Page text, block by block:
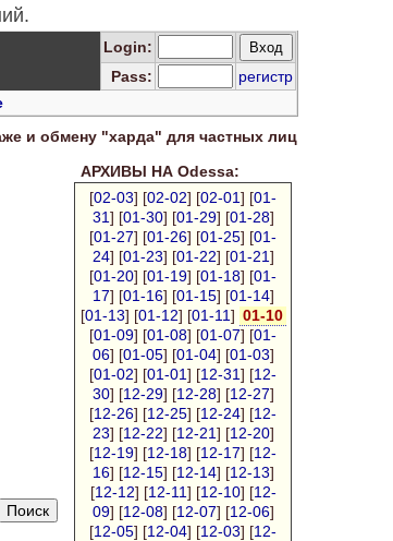
Login:
Pass:
регистр
и обмену "харда" для частных лиц
АРХИВЫ НА Odessa:
[02-03] [02-02] [02-01] [01-
31] [01-30] [01-29] [01-28]
[01-27] [01-26] [01-25] [01-
24] [01-23] [01-22] [01-21]
[01-20] [01-19] [01-18] [01-
17] [01-16] [01-15] [01-14]
[01-13] [01-12] [01-11] 01-10
[01-09] [01-08] [01-07] [01-
06] [01-05] [01-04] [01-03]
[01-02] [01-01] [12-31] [12-
30] [12-29] [12-28] [12-27]
[12-26] [12-25] [12-24] [12-
23] [12-22] [12-21] [12-20]
[12-19] [12-18] [12-17] [12-
16] [12-15] [12-14] [12-13]
[12-12] [12-11] [12-10] [12-
09] [12-08] [12-07] [12-06]
[12-05] [12-04] [12-03] [12-